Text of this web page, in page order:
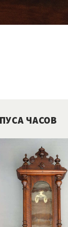
ЧАСОВ